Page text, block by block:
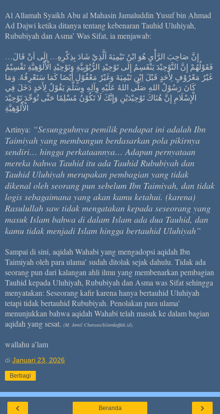
Al Allamah Syaikh Abu al Mahasin Jamaluddin Yusuf bin Ahmad
Ad Dajwi ketika ditanya tentang kebenaran Tauhid Uluhiyah,
Rububiyah dan Asma’ Was Sifat, ia menjawab:
إِنَّ صَاحِبَ الرَّأْيِ هُوَ ابْنُ تَيْمِيَةَ اَلَّذِيْ شَادَ بِذِكْرِهِ… اِلَى اَنْ قَالَ…
فَقَوْلُهُمْ إِنَّ التَّوْحِيْدَ يَنْقَسِمُ إِلَى تَوْحِيْدِ الرُّبُوْبِيَّةِ وَتَوْحِيْدِ الْأُلُوْهِيَّةِ تَقْسِيْمٌ
غَيْرُ مَعْرُوْفٍ لِأَحَدٍ قَبْلَ اِبْنِ تَيْمِيَةَ وَغَيْرُ مَعْقُوْلٍ أَيْضَا كَمَا سَتَعْرِفُهُ. وَمَا
كَانَ رَسُوْلُ اللهِ صَلَّى اللهُ عَلَيْهِ وِآلِهِ وِسَلَّمَ يَقُوْلُ لِأَحَدٍ دَخَلَ فِي
الْإِسْلَامِ إِنَّ هُنَاكَ تَوْحِيْدَيْنِ وَإِنَّكَ لَا تَكُوْنُ مُسْلِمًا حَتَّى تُوَحِّدَ تَوْحِيْدَ
الْأُلُوْهِيَّةِ
Artinya: “Sesungguhnya pemilik pendapat ini adalah Ibn
Taimiyah yang membangun berdasarkan pola pikirnya
sendiri… hingga perkataannya… Adapun pernyataan
mereka bahwa Tauhid itu ada Tauhid Rububiyah dan
Tauhid Uluhiyah merupakan pembagian yang tidak
dikenal oleh seorang pun sebelum Ibn Taimiyah, dan tidak
logis sebagaimana yang akan kamu ketahui. (karena)
Rasulullah saw tidak mengatakan kepada seseorang yang
masuk Islam bahwa di dalam Islam ada dua Tauhid, dan
kamu tidak menjadi Islam hingga bertauhid Uluhiyah”
Sampai di sini, aqidah Wahabi yang mengadopsi aqidah Ibn
Taimiyah oleh para ulama’ sudah ditolak sejak dahulu. Tidak ada
seorang pun dari kalangan ahli ilmu yang membenarkan pembagian
Tauhid kepada Uluhiyah, Rububiyah dan Asma was Sifat sehingga
menyatakan: Seseorang kafir karena hanya bertauhid Uluhiyah
tetapi tidak bertauhid Rububiyah. Penolakan para ulama’
menunjukkan bahwa aqidah Wahabi telah masuk ke dalam bagian
aqidah yang sesat. (M. Jamil Chansas/Islamkaffah.id).
wallahu a’lam
di Januari 23, 2026
Berbagi
‹ ›
Beranda